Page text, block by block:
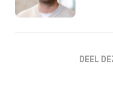
DEEL